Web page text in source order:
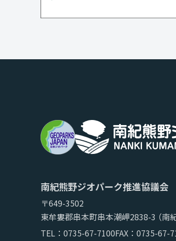
南紀熊野ジオパーク推進協議会
〒649-3502
東牟婁郡串本町串本潮岬2838-3 （
TEL： 0735-67-7100FAX：0735-67-